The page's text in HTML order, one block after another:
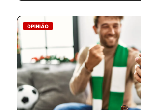
OPINIÃO